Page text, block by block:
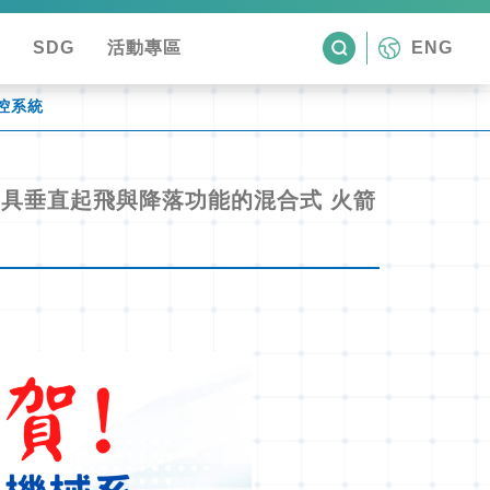
SDG 活動專區 ENG
系統
垂直起飛與降落功能的混合式 火箭